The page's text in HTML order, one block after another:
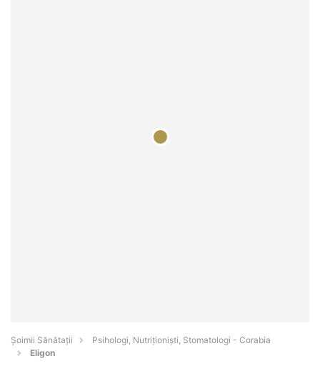
Şoimii Sănătații
Psihologi, Nutriționiști, Stomatologi - Corabia
Eligon